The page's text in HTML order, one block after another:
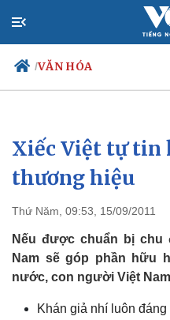
/VĂN HÓA
Chính trị
Đảng
Tổ chức nhân sự
Nhận diện sự thật
Xiếc Việt tự tin
thương hiệu
Thứ Năm, 09:53, 15/09/2011
Nếu được chuẩn bị chu
Nam sẽ góp phần hữu
nước, con người Việt
Khán giả nhí luôn